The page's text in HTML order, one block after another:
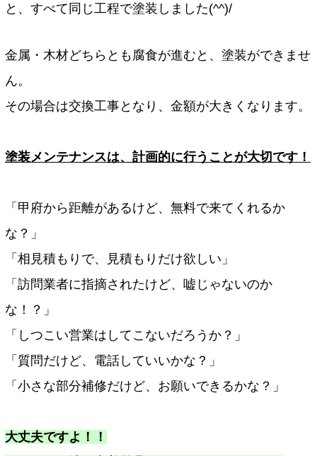
と、すべて同じ工程で塗装しました(^^)/
金属・木材どちらとも腐食が進むと、塗装ができませ
ん。
その場合は交換工事となり、金額が大きくなります。
塗装メンテナンスは、計画的に行うことが大切です！
「甲府から距離があるけど、無料で来てくれるか
な？」
「相見積もりで、見積もりだけ欲しい」
「訪問業者に指摘されたけど、嘘じゃないのか
な！？」
「しつこい営業はしてこないだろうか？」
「質問だけど、電話していいかな？」
「小さな部分補修だけど、お願いできるかな？」
大丈夫ですよ！！